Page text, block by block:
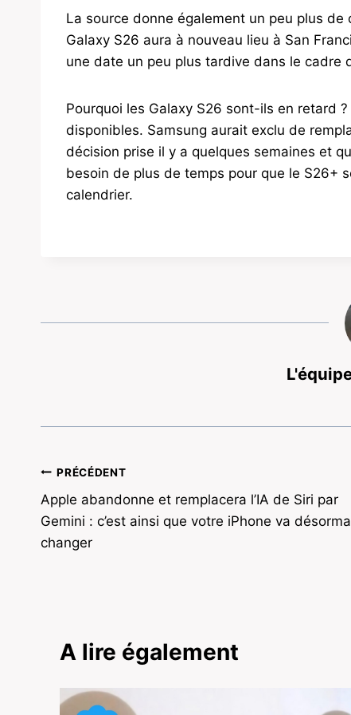
La source donne également un peu plus
Galaxy S26 aura à nouveau lieu à San
une date un peu plus tardive dans le cadre
Pourquoi les Galaxy S26 sont-ils en retard
disponibles. Samsung aurait exclu de
décision prise il y a quelques semaines et
besoin de plus de temps pour que le S26+
calendrier.
Navigation
de
l’article
PRÉCÉDENT
Apple abandonne et remplacera l’IA de Siri par
Gemini : c’est ainsi que votre iPhone va
changer
A lire également